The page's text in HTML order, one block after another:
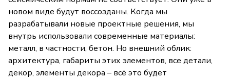
новом виде будут воссозданы. Когда мы
разрабатывали новые проектные решения, мы
внутрь использовали современные материалы:
металл, в частности, бетон. Но внешний облик:
архитектура, габариты этих элементов, все детали,
декор, элементы декора – всё это будет